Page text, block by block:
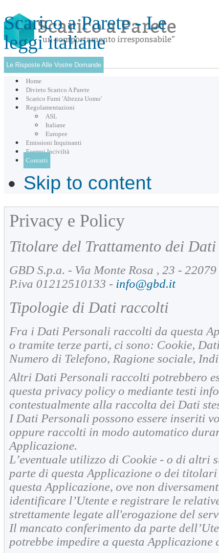
Scarico a Parete - Le
leggi italiane
Le Risposte Alle Vostre Domande
Home
Divieto Scarico A Parete
Scarico Fumi 'Altezza Uomo'
Regolamentazioni
ASL
Italiane
Europee
Emissioni Inquinanti
Esempi Inciviltà
Contatti
Skip to content
Privacy e Policy
Titolare del Trattamento dei Dati
GBD S.p.a. - Via Monte Rosa , 23 -
P.iva 01212510133 - info@gbd.it
Tipologie di Dati raccolti
Fra i Dati Personali raccolti da questa
o tramite terze parti, ci sono: Cookie,
Numero di Telefono, Ragione sociale,
Altri Dati Personali raccolti potrebbero
questa privacy policy o mediante testi
contestualmente alla raccolta dei Dati
I Dati Personali possono essere inseriti
oppure raccolti in modo automatico
Applicazione.
L’eventuale utilizzo di Cookie - o di altri
parte di questa Applicazione o dei
questa Applicazione, ove non
identificare l’Utente e registrare le
strettamente legate all'erogazione del
Il mancato conferimento da parte
potrebbe impedire a questa